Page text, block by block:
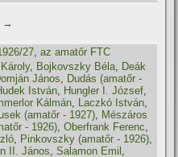
→
27,az amatőr FTC
, Bojkovszky Béla, Deák
János, Dudás (amatőr -
István, Hungler I. József,
Kálmán, Laczkó István,
(amatőr - 1927), Mészáros
- 1926),Oberfrank Ferenc,
, Pinkovszky (amatőr - 1926),
II. János,Salamon Emil ,